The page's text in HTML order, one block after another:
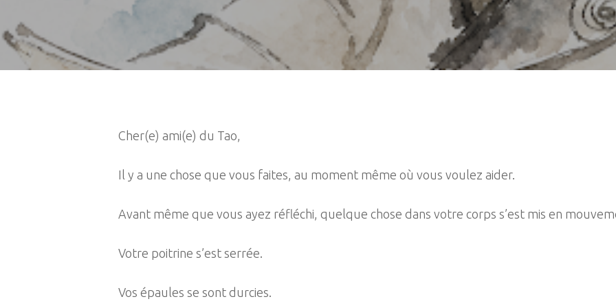
Cher(e) ami(e) du Tao,
Il y a une chose que vous faites, au moment même où vous voulez aider.
Avant même que vous ayez réfléchi, quelque chose dans votre corps s’est mis en
Votre poitrine s’est serrée.
Vos épaules se sont durcies.